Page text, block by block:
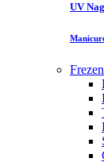
UV